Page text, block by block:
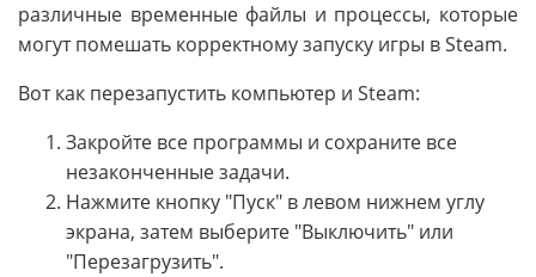
различные временные файлы и процессы, которые
могут помешать корректному запуску игры в Steam.
Вот как перезапустить компьютер и Steam:
Закройте все программы и сохраните все
незаконченные задачи.
Нажмите кнопку "Пуск" в левом нижнем углу
экрана, затем выберите "Выключить" или
"Перезагрузить".